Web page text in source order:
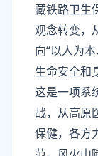
藏铁路卫生
观念转变，
向“以人为
生命安全和
这是一项系
战，从高原
保健，各方